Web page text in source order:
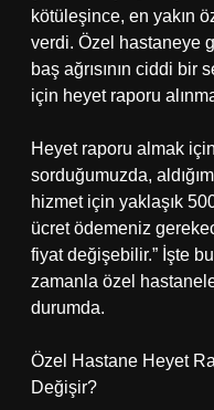
kötüleşince, en yakın
verdi. Özel hastaneye
baş ağrısının ciddi bir
için heyet raporu
Heyet raporu almak
sorduğumuzda,
hizmet için yaklaşık
ücret ödemeniz
fiyat değişebilir.” İşte
zamanla özel
durumda.
Özel Hastane Heyet
Değişir?